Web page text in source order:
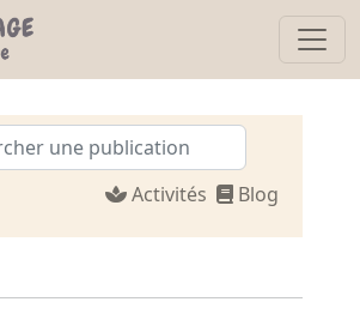
Activités Blog